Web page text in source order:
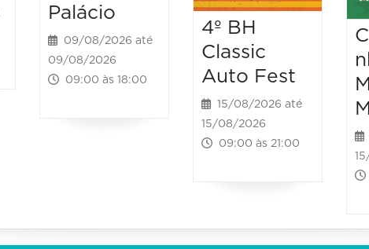
Palácio
09/08/2026 até
09/08/2026
09:00 às 18:00
4º BH
Classic
Auto Fest
15/08/2026 até
15/08/2026
09:00 às 21:00